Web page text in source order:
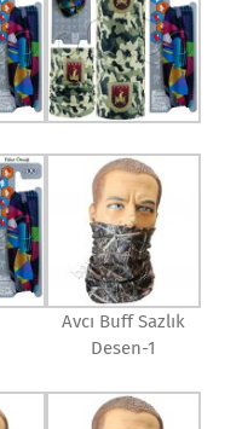
Avcı Buff Sazlık
Desen-1